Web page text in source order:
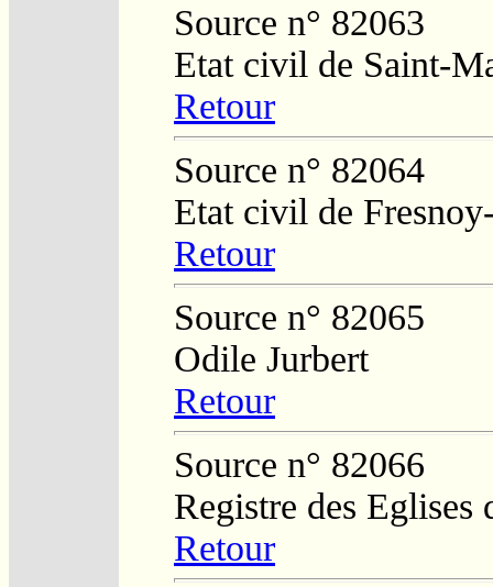
Source n° 82063
Etat civil de Saint-
Retour
Source n° 82064
Etat civil de
Retour
Source n° 82065
Odile Jurbert
Retour
Source n° 82066
Registre des Eglises
Retour